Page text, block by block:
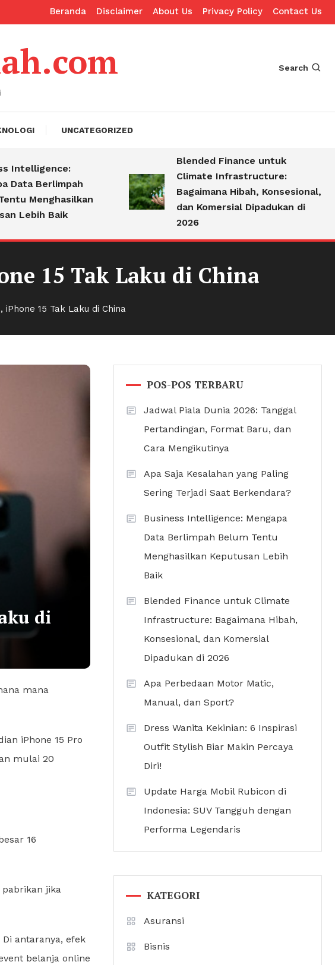
Beranda Disclaimer About Us Privacy Policy Contact Us
Search
UNCATEGORIZED
Berlimpah
Menghasilkan
Baik
Blended Finance untuk
Climate Infrastructure:
Bagaimana Hibah, Konsesional,
dan Komersial Dipadukan di
2026
15 Tak Laku di China
15 Tak Laku di China
di
mana
iPhone 15 Pro
mulai 20
16
jika
antaranya, efek
belanja online
POS-POS TERBARU
Jadwal Piala Dunia 2026: Tanggal
Pertandingan, Format Baru, dan
Cara Mengikutinya
Apa Saja Kesalahan yang Paling
Sering Terjadi Saat Berkendara?
Business Intelligence: Mengapa
Data Berlimpah Belum Tentu
Menghasilkan Keputusan Lebih
Baik
Blended Finance untuk Climate
Infrastructure: Bagaimana Hibah,
Konsesional, dan Komersial
Dipadukan di 2026
Apa Perbedaan Motor Matic,
Manual, dan Sport?
Dress Wanita Kekinian: 6 Inspirasi
Outfit Stylish Biar Makin Percaya
Diri!
Update Harga Mobil Rubicon di
Indonesia: SUV Tangguh dengan
Performa Legendaris
KATEGORI
Asuransi
Bisnis